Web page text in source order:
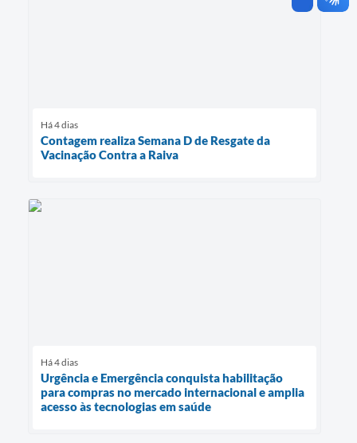
Há 4 dias
Contagem realiza Semana D de Resgate da
Vacinação Contra a Raiva
Há 4 dias
Urgência e Emergência conquista habilitação
para compras no mercado internacional e amplia
acesso às tecnologias em saúde